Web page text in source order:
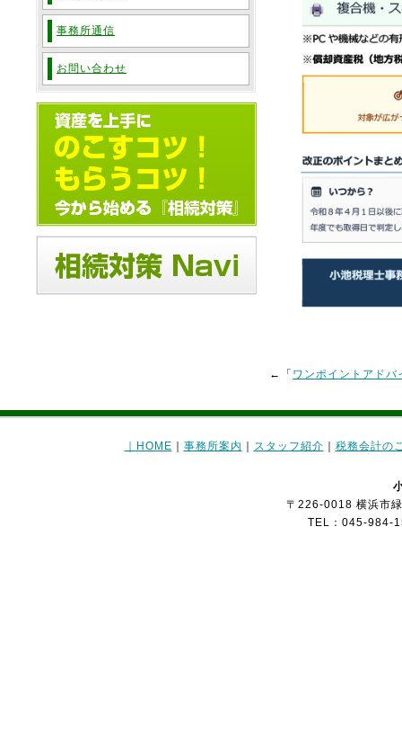
←「 ワンポイントアドバ
事務所通信
お問い合わせ
HOME 事務所案内 スタッフ紹介 税務会計の
〒226-0018 横浜市
TEL：045-